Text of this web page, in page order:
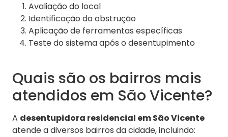
Avaliação do local
Identificação da obstrução
Aplicação de ferramentas específicas
Teste do sistema após o desentupimento
Quais são os bairros mais
atendidos em São Vicente?
A desentupidora residencial em São Vicente
atende a diversos bairros da cidade, incluindo: